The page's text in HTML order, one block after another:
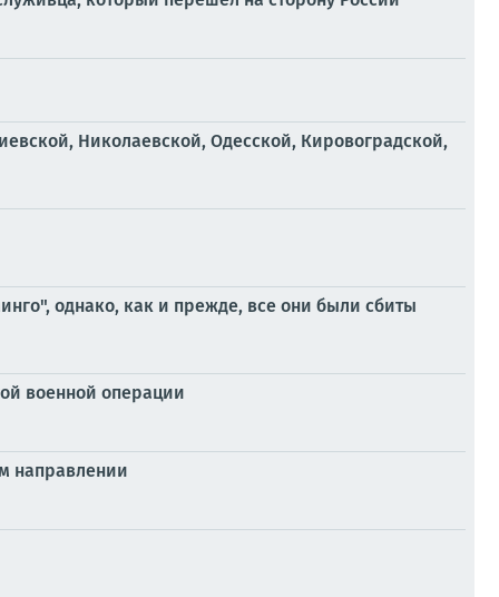
Николаевской, Одесской, Кировоградской,
однако, как и прежде, все они были сбиты
военной операции
направлении